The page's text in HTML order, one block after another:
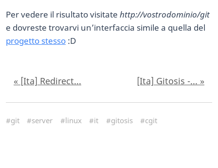
Per vedere il risultato visitate http://vostrodominio/git
e dovreste trovarvi un’interfaccia simile a quella del
progetto stesso :D
« [Ita] Redirect... [Ita] Gitosis -... »
#git #server #linux #it #gitosis #cgit